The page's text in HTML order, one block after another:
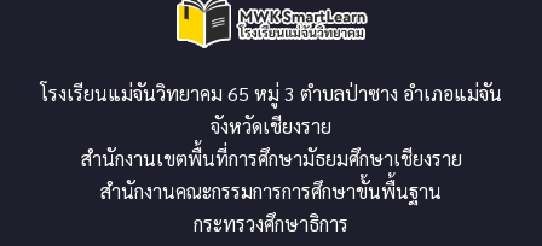
โรงเรียนแม่จันวิทยาคม 65 หมู่ 3 ตำบลป่าซาง อำเภอแม่จัน
จังหวัดเชียงราย
สำนักงานเขตพื้นที่การศึกษามัธยมศึกษาเชียงราย
สำนักงานคณะกรรมการการศึกษาขั้นพื้นฐาน
กระทรวงศึกษาธิการ